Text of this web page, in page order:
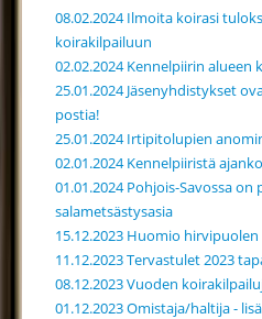
08.02.2024 Ilmoita koirasi
koirakilpailuun
02.02.2024 Kennelpiirin
25.01.2024 Jäsenyhdistykset
postia!
25.01.2024 Irtipitolupien
02.01.2024 Kennelpiiristä
01.01.2024 Pohjois-Savossa
salametsästysasia
15.12.2023 Huomio
11.12.2023 Tervastulet 2023
08.12.2023 Vuoden
01.12.2023 Omistaja/haltija -